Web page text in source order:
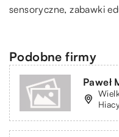
sensoryczne, zabawki
Podobne firmy
Paweł